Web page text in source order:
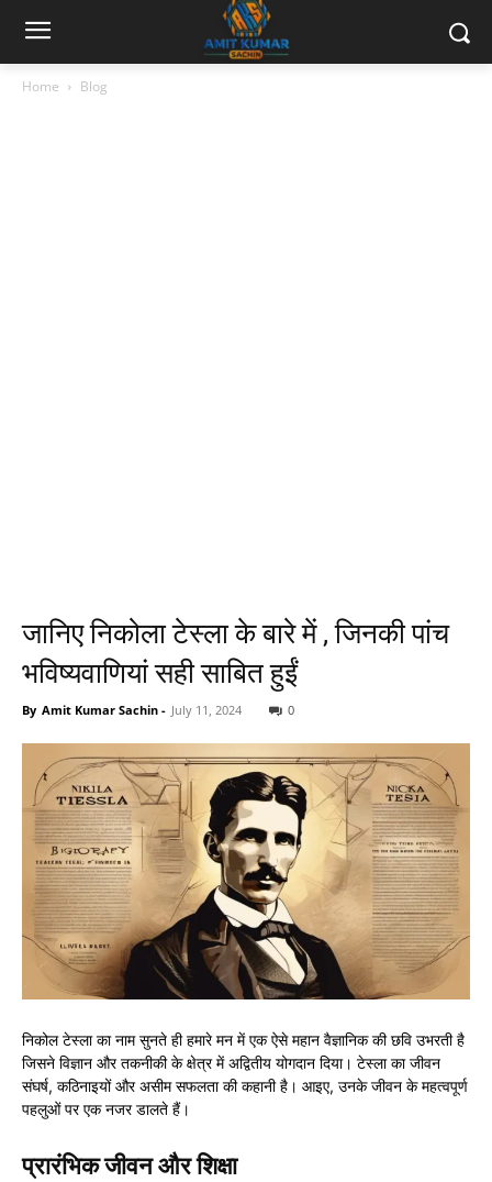
Home Blog
जानिए निकोला टेस्ला के बारे में , जिनकी पांच
भविष्यवाणियां सही साबित हुईं
By Amit Kumar Sachin - July 11, 2024 0
निकोल टेस्ला का नाम सुनते ही हमारे मन में एक ऐसे महान वैज्ञानिक की छवि उभरती है
जिसने विज्ञान और तकनीकी के क्षेत्र में अद्वितीय योगदान दिया। टेस्ला का जीवन
संघर्ष, कठिनाइयों और असीम सफलता की कहानी है। आइए, उनके जीवन के महत्वपूर्ण
पहलुओं पर एक नजर डालते हैं।
प्रारंभिक जीवन और शिक्षा